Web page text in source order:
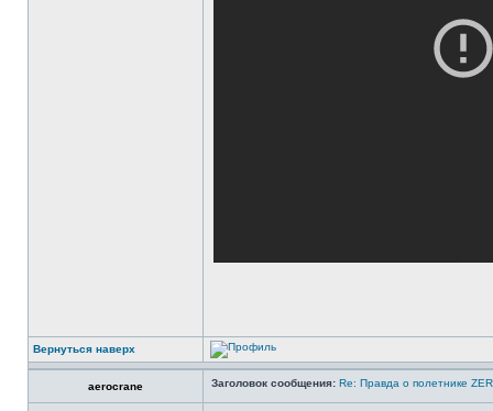
Вернуться наверх
aerocrane Заголовок сообщения: Re: Правда о полетнике